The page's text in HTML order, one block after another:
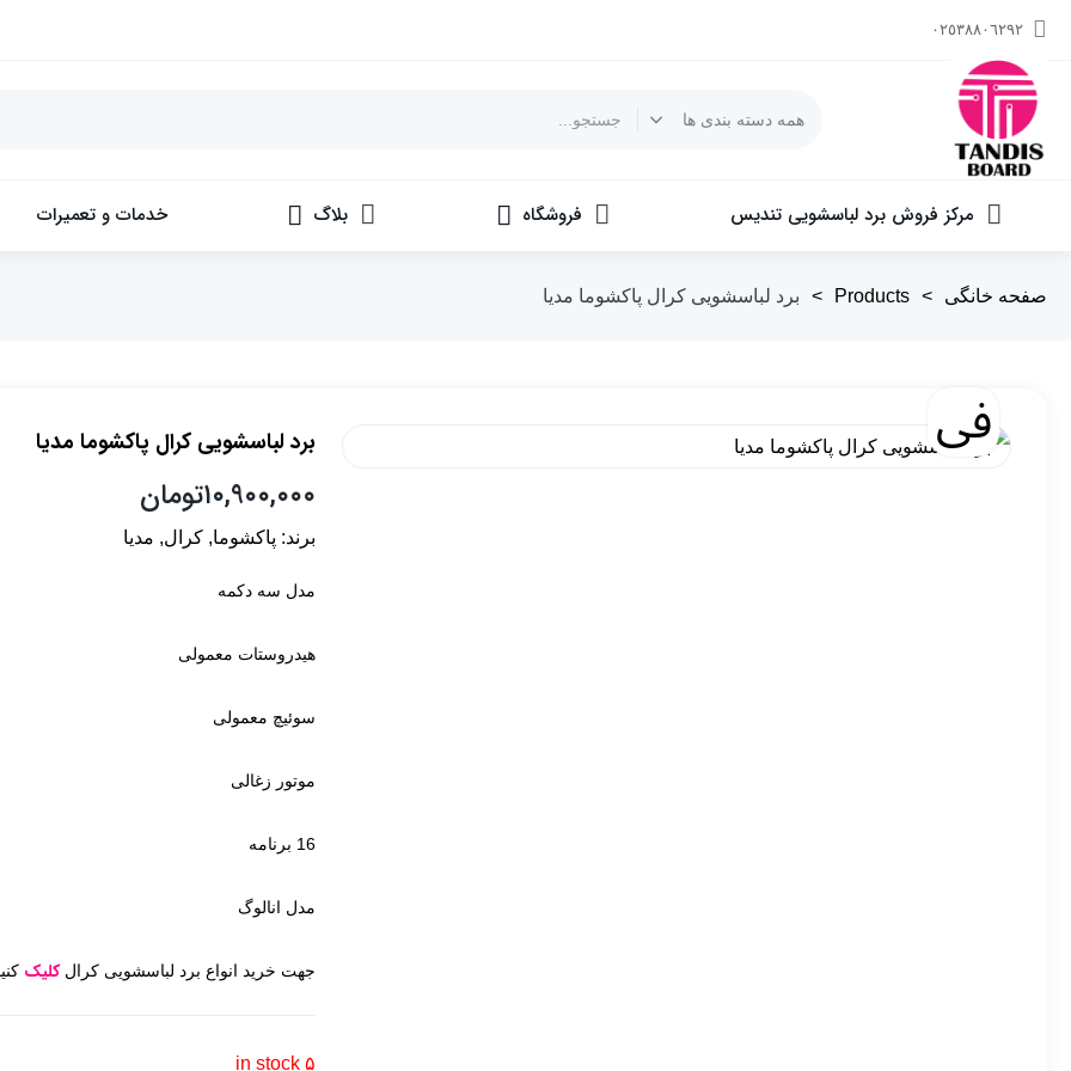
٠٢٥٣٨٨٠٦٢٩٢
مرکز فروش برد لباسشویی تندیس فروشگاه بلاگ خدمات و تعمیرات
صفحه خانگی >
Products
> برد لباسشویی کرال پاکشوما مدیا
برد لباسشویی کرال پاکشوما مدیا
تومان۱۰,۹۰۰,۰۰۰
برند: پاکشوما, کرال, مدیا
مدل سه دکمه
هیدروستات معمولی
سوئیچ معمولی
موتور زغالی
16 برنامه
مدل انالوگ
جهت خرید انواع برد لباسشویی کرالکلیک
۵ in stock